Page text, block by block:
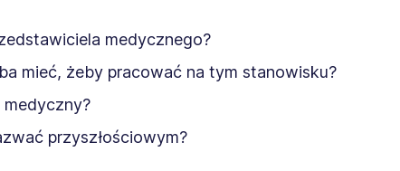
medycznego?
mieć, żeby pracować na tym stanowisku?
medyczny?
przyszłościowym?